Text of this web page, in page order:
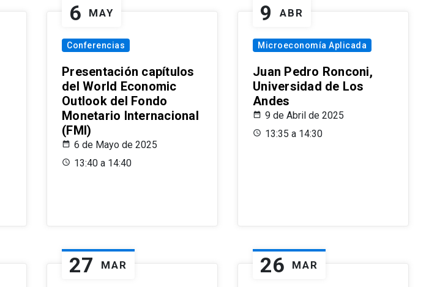
6 MAY
Conferencias
Presentación capítulos
del World Economic
Outlook del Fondo
Monetario Internacional
(FMI)
6 de Mayo de 2025
13:40 a 14:40
9 ABR
Microeconomía Aplicada
Juan Pedro Ronconi,
Universidad de Los
Andes
9 de Abril de 2025
13:35 a 14:30
27 MAR 26 MAR